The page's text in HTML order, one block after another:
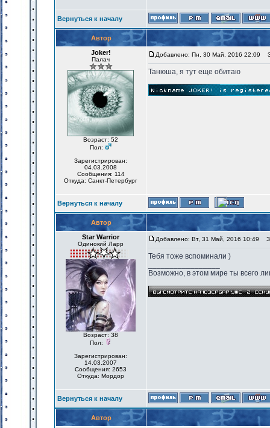
Вернуться к началу
Автор
Joker!
Палач
Возраст: 52
Пол:
Зарегистрирован:
04.03.2008
Сообщения: 114
Откуда: Санкт-Петербург
Добавлено: Пн, 30 Май, 2016 22:09
Танюша, я тут еще обитаю
Вернуться к началу
Автор
Star Warrior
Одинокий Ларр
Возраст: 38
Пол:
Зарегистрирован:
14.03.2007
Сообщения: 2653
Откуда: Мордор
Добавлено: Вт, 31 Май, 2016 10:49
Тебя тоже вспоминали )
Возможно, в этом мире ты всего
Вернуться к началу
Автор